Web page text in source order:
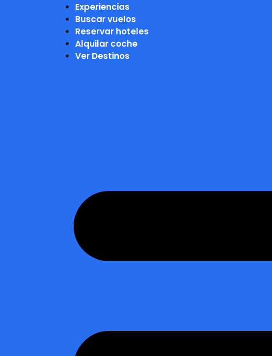
Experiencias
Buscar vuelos
Reservar hoteles
Alquilar coche
Ver Destinos